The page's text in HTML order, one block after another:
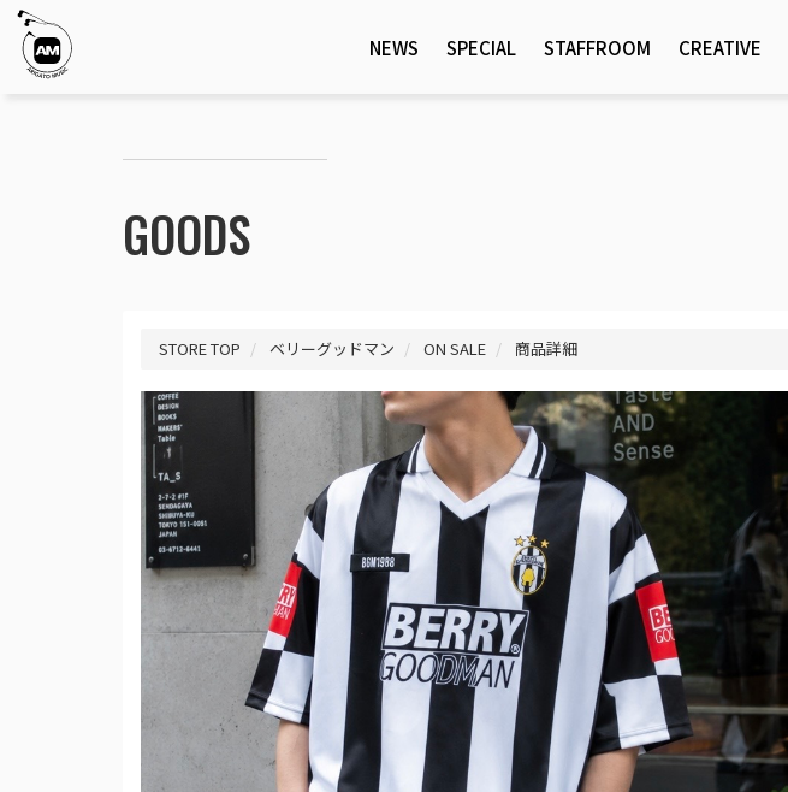
NEWS SPECIAL STAFFROOM CREATIVE
GOODS
STORE TOP ベリーグッドマン ON SALE 商品詳細